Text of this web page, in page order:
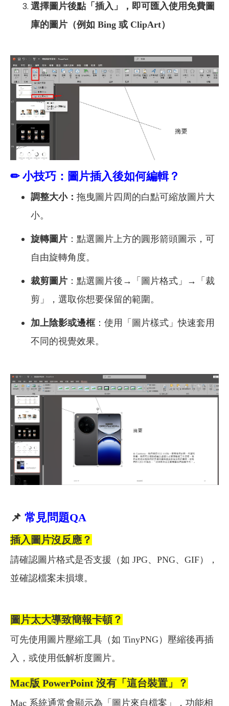
選擇圖片後點「插入」，即可匯入使用免費圖
庫的圖片（例如 Bing 或 ClipArt）
✏ 小技巧：圖片插入後如何編輯？
調整大小： 拖曳圖片四周的白點可縮放圖片大
小。
旋轉圖片 ：點選圖片上方的圓形箭頭圖示，可
自由旋轉角度。
裁剪圖片 ：點選圖片後→「圖片格式」→「裁
剪」，選取你想要保留的範圍。
加上陰影或邊框：使用「圖片樣式」快速套用
不同的視覺效果。
📌 常見問題QA
插入圖片沒反應？
請確認圖片格式是否支援（如 JPG、PNG、GIF），
並確認檔案未損壞。
圖片太大導致簡報卡頓？
可先使用圖片壓縮工具（如 TinyPNG）壓縮後再插
入，或使用低解析度圖片。
Mac版 PowerPoint 沒有「這台裝置」？
Mac 系統通常會顯示為「圖片來自檔案」，功能相